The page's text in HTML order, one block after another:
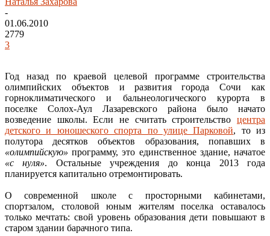
-
01.06.2010
2779
3
Год назад по краевой целевой программе строительства
олимпийских объектов и развития города Сочи как
горноклиматического и бальнеологического курорта в
поселке Солох-Аул Лазаревского района было начато
возведение школы. Если не считать строительство центра
детского и юношеского спорта по улице Парковой, то из
полутора десятков объектов образования, попавших в
«олимпийскую» программу, это единственное здание, начатое
«с нуля». Остальные учреждения до конца 2013 года
планируется капитально отремонтировать.
О современной школе с просторными кабинетами,
спортзалом, столовой юным жителям поселка оставалось
только мечтать: свой уровень образования дети повышают в
старом здании барачного типа.